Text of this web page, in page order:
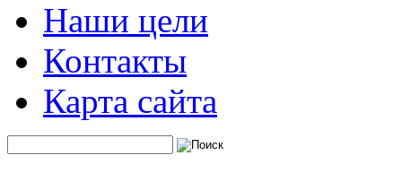
Наши цели
Контакты
Карта сайта